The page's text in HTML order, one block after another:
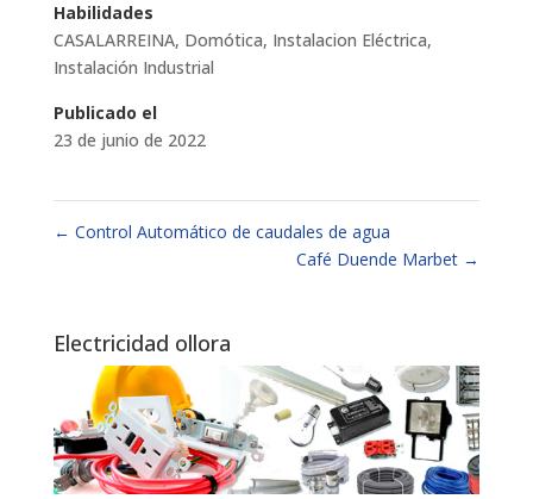
Habilidades
CASALARREINA, Domótica, Instalacion Eléctrica,
Instalación Industrial
Publicado el
23 de junio de 2022
← Control Automático de caudales de agua
Café Duende Marbet →
Electricidad ollora